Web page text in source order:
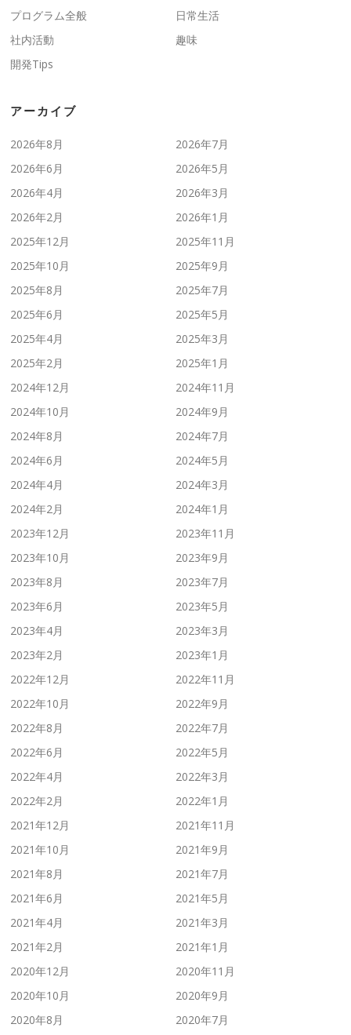
プログラム全般
日常生活
社内活動
趣味
開発Tips
アーカイブ
2026年8月
2026年7月
2026年6月
2026年5月
2026年4月
2026年3月
2026年2月
2026年1月
2025年12月
2025年11月
2025年10月
2025年9月
2025年8月
2025年7月
2025年6月
2025年5月
2025年4月
2025年3月
2025年2月
2025年1月
2024年12月
2024年11月
2024年10月
2024年9月
2024年8月
2024年7月
2024年6月
2024年5月
2024年4月
2024年3月
2024年2月
2024年1月
2023年12月
2023年11月
2023年10月
2023年9月
2023年8月
2023年7月
2023年6月
2023年5月
2023年4月
2023年3月
2023年2月
2023年1月
2022年12月
2022年11月
2022年10月
2022年9月
2022年8月
2022年7月
2022年6月
2022年5月
2022年4月
2022年3月
2022年2月
2022年1月
2021年12月
2021年11月
2021年10月
2021年9月
2021年8月
2021年7月
2021年6月
2021年5月
2021年4月
2021年3月
2021年2月
2021年1月
2020年12月
2020年11月
2020年10月
2020年9月
2020年8月
2020年7月